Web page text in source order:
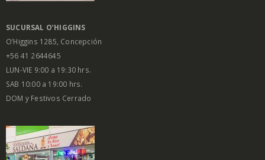
SUCURSAL O’HIGGINS
O’Higgins 1285, Concepción
+56 41 2644645
LUN-VIE 9:00 a 19:30 hrs.
SAB 10:00 a 19:00 hrs.
DOM y Festivos Cerrado